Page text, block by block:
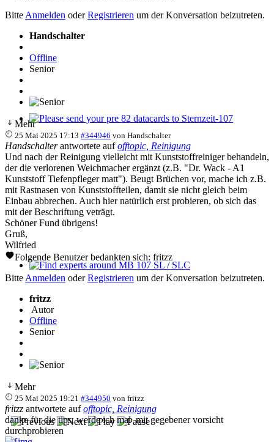
Please send your pre 82 datacards to Sternzeit-107
Find experts around MB 107 SL / SLC
Bitte Anmelden oderRegistrieren um der Konversation beizutreten.
Handschalter
Offline
Senior
Mehr
25 Mai 2025 17:13 #344946 vonHandschalter
Handschalterantwortete aufofftopic, Reinigung
Und nach der Reinigung vielleicht mit Kunststoffreiniger behandeln,
der die verlorenen Weichmacher ergänzt (z.B. "Dr. Wack - A1
Kunststoff Tiefenpfleger matt"). Beugt Brüchen vor, mache ich z.B.
mit Rastnasen von Kunststoffteilen, damit sie nicht gleich beim
Einbau abbrechen. Auch hier natürlich erst probieren, ob sich das
mit der Beschriftung veträgt.
Schöner Fund übrigens!
Gruß,
Wilfried
Folgende Benutzer bedankten sich: fritzz
Bitte Anmelden oderRegistrieren um der Konversation beizutreten.
fritzz
Autor
Offline
Senior
Mehr
25 Mai 2025 19:21 #344950 vonfritzz
fritzz antwortete aufofftopic, Reinigung
danke für die tips, werde ich mal mit gegebener vorsicht
durchprobieren